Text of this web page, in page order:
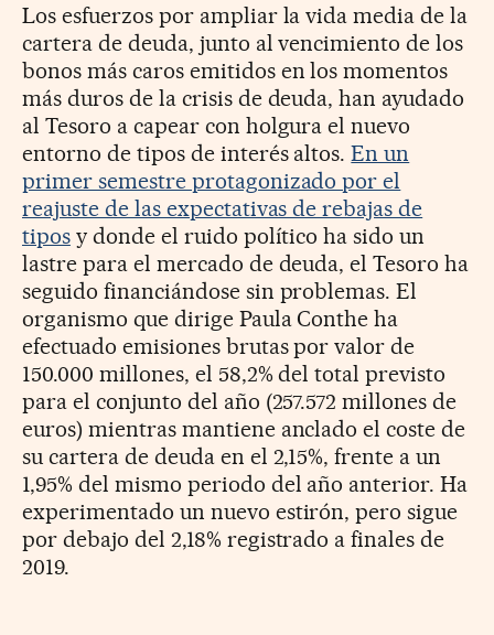
Los esfuerzos por ampliar la vida media de la
cartera de deuda, junto al vencimiento de los
bonos más caros emitidos en los momentos
más duros de la crisis de deuda, han ayudado
al Tesoro a capear con holgura el nuevo
entorno de tipos de interés altos.En un
primer semestre protagonizado por el
reajuste de las expectativas de rebajas de
tiposy donde el ruido político ha sido un
lastre para el mercado de deuda, el Tesoro ha
seguido financiándose sin problemas. El
organismo que dirige Paula Conthe ha
efectuado emisiones brutas por valor de
150.000 millones, el 58,2% del total previsto
para el conjunto del año (257.572 millones de
euros) mientras mantiene anclado el coste de
su cartera de deuda en el 2,15%, frente a un
1,95% del mismo periodo del año anterior. Ha
experimentado un nuevo estirón, pero sigue
por debajo del 2,18% registrado a finales de
2019.